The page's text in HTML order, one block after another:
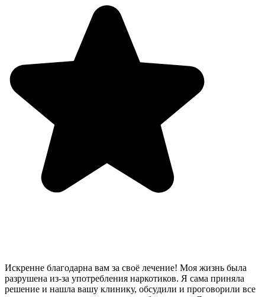
Искренне благодарна вам за своё лечение! Моя жизнь была
разрушена из-за употребления наркотиков. Я сама приняла
решение и нашла вашу клинику, обсудили и проговорили все